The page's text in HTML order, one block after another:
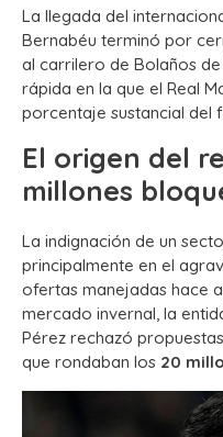
La llegada del
Bernabéu terminó por
al carrilero de Bolaños
rápida en la que el Real
porcentaje sustancial del
El origen del
millones
La indignación de un
principalmente en el
ofertas manejadas hace
mercado invernal, la
Pérez rechazó
que rondaban los 20